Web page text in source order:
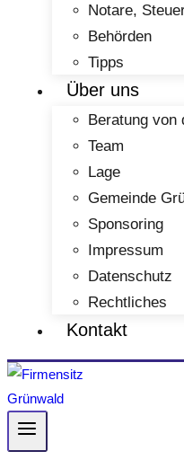
Notare,
Behörden
Tipps
Über uns
Beratung von
Team
Lage
Gemeinde
Sponsoring
Impressum
Datenschutz
Rechtliches
Kontakt